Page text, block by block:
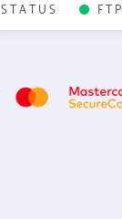
STATUS FTP